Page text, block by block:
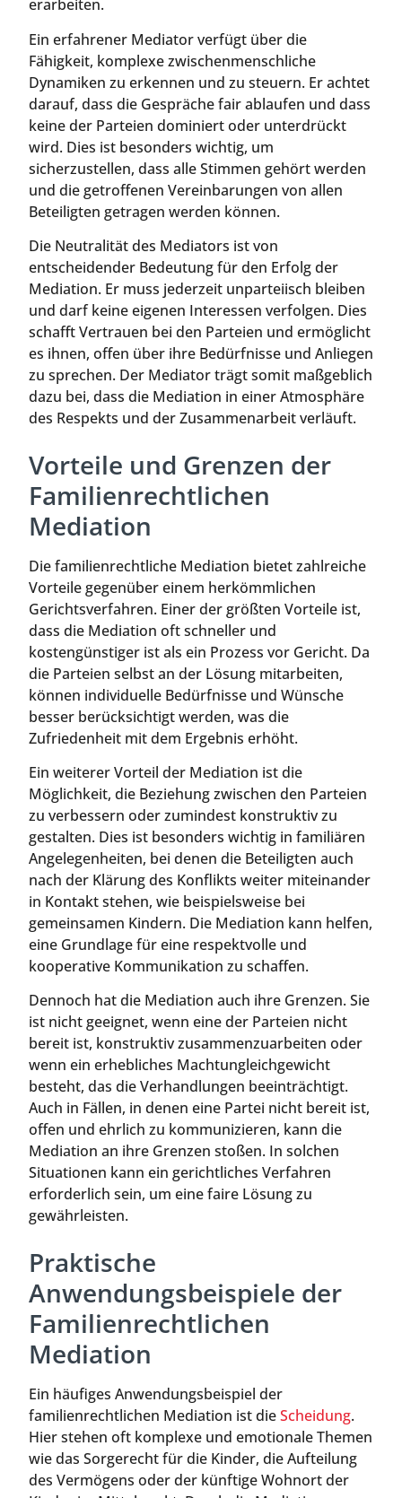
erarbeiten.
Ein erfahrener Mediator verfügt über die
Fähigkeit, komplexe zwischenmenschliche
Dynamiken zu erkennen und zu steuern. Er achtet
darauf, dass die Gespräche fair ablaufen und dass
keine der Parteien dominiert oder unterdrückt
wird. Dies ist besonders wichtig, um
sicherzustellen, dass alle Stimmen gehört werden
und die getroffenen Vereinbarungen von allen
Beteiligten getragen werden können.
Die Neutralität des Mediators ist von
entscheidender Bedeutung für den Erfolg der
Mediation. Er muss jederzeit unparteiisch bleiben
und darf keine eigenen Interessen verfolgen. Dies
schafft Vertrauen bei den Parteien und ermöglicht
es ihnen, offen über ihre Bedürfnisse und Anliegen
zu sprechen. Der Mediator trägt somit maßgeblich
dazu bei, dass die Mediation in einer Atmosphäre
des Respekts und der Zusammenarbeit verläuft.
Vorteile und Grenzen der
Familienrechtlichen
Mediation
Die familienrechtliche Mediation bietet zahlreiche
Vorteile gegenüber einem herkömmlichen
Gerichtsverfahren. Einer der größten Vorteile ist,
dass die Mediation oft schneller und
kostengünstiger ist als ein Prozess vor Gericht. Da
die Parteien selbst an der Lösung mitarbeiten,
können individuelle Bedürfnisse und Wünsche
besser berücksichtigt werden, was die
Zufriedenheit mit dem Ergebnis erhöht.
Ein weiterer Vorteil der Mediation ist die
Möglichkeit, die Beziehung zwischen den Parteien
zu verbessern oder zumindest konstruktiv zu
gestalten. Dies ist besonders wichtig in familiären
Angelegenheiten, bei denen die Beteiligten auch
nach der Klärung des Konflikts weiter miteinander
in Kontakt stehen, wie beispielsweise bei
gemeinsamen Kindern. Die Mediation kann helfen,
eine Grundlage für eine respektvolle und
kooperative Kommunikation zu schaffen.
Dennoch hat die Mediation auch ihre Grenzen. Sie
ist nicht geeignet, wenn eine der Parteien nicht
bereit ist, konstruktiv zusammenzuarbeiten oder
wenn ein erhebliches Machtungleichgewicht
besteht, das die Verhandlungen beeinträchtigt.
Auch in Fällen, in denen eine Partei nicht bereit ist,
offen und ehrlich zu kommunizieren, kann die
Mediation an ihre Grenzen stoßen. In solchen
Situationen kann ein gerichtliches Verfahren
erforderlich sein, um eine faire Lösung zu
gewährleisten.
Praktische
Anwendungsbeispiele der
Familienrechtlichen
Mediation
Ein häufiges Anwendungsbeispiel der
familienrechtlichen Mediation ist dieScheidung.
Hier stehen oft komplexe und emotionale Themen
wie das Sorgerecht für die Kinder, die Aufteilung
des Vermögens oder der künftige Wohnort der